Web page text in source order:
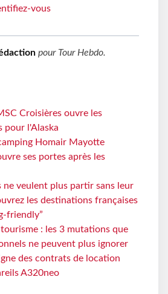
vous
pour Tour Hebdo.
Croisières ouvre les
pour l'Alaska
Homair Mayotte
ses portes après les
ne veulent plus partir sans leur
les destinations françaises
friendly”
tourisme : les 3 mutations que
ne peuvent plus ignorer
des contrats de location
A320neo